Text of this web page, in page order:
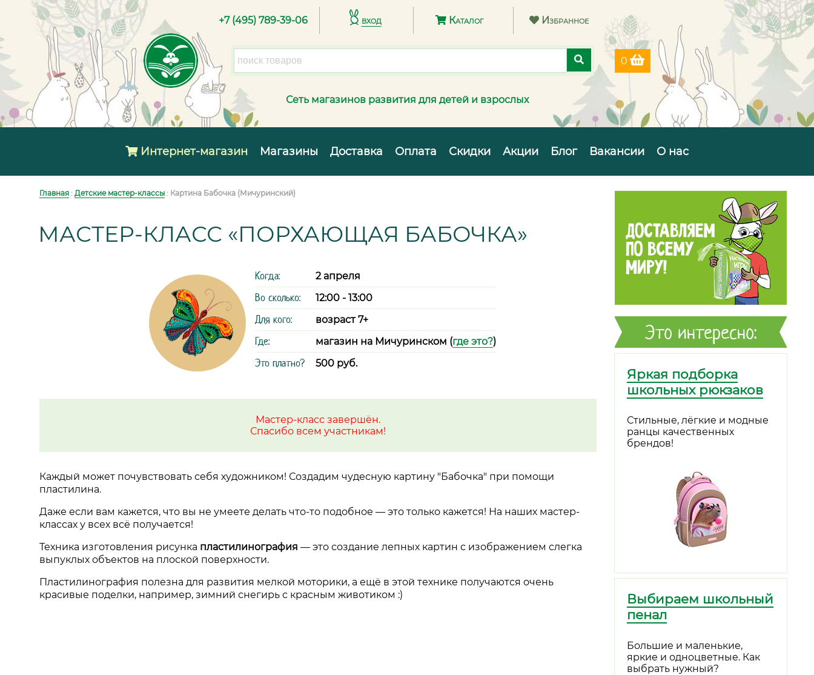
+7 (495) 789-39-06 вход Каталог Избранное
0
Сеть магазинов развития для детей и взрослых
Интернет-магазин Магазины Доставка Оплата Скидки Акции Блог Вакансии О нас
Главная : Детские мастер-классы : Картина Бабочка (Мичуринский)
МАСТЕР-КЛАСС «ПОРХАЮЩАЯ БАБОЧКА»
Когда: 2 апреля
Во сколько: 12:00 - 13:00
Для кого: возраст 7+
Где: магазин на Мичуринском (где это?)
Это платно? 500 руб.
Мастер-класс завершён.
Спасибо всем участникам!
Каждый может почувствовать себя художником! Создадим чудесную картину "Бабочка" при помощи
пластилина.
Даже если вам кажется, что вы не умеете делать что-то подобное — это только кажется! На наших мастер-
классах у всех всё получается!
Техника изготовления рисунка пластилинография — это создание лепных картин с изображением слегка
выпуклых объектов на плоской поверхности.
Пластилинография полезна для развития мелкой моторики, а ещё в этой технике получаются очень
красивые поделки, например, зимний снегирь с красным животиком :)
Это интересно:
Яркая подборка
школьных рюкзаков
Стильные, лёгкие и модные
ранцы качественных
брендов!
Выбираем школьный
пенал
Большие и маленькие,
яркие и одноцветные. Как
выбрать нужный?